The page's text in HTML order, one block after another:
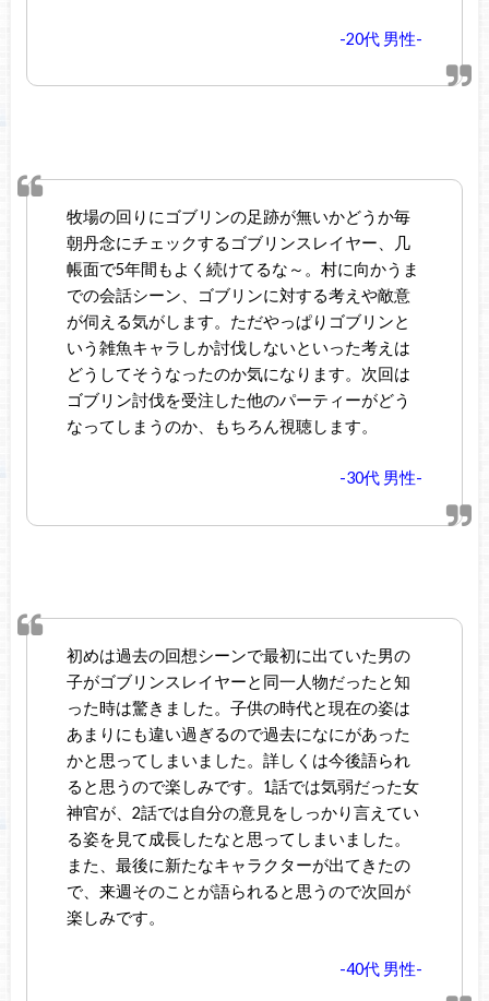
-20代 男性-
牧場の回りにゴブリンの足跡が無いかどうか毎
朝丹念にチェックするゴブリンスレイヤー、几
帳面で5年間もよく続けてるな～。村に向かうま
での会話シーン、ゴブリンに対する考えや敵意
が伺える気がします。ただやっぱりゴブリンと
いう雑魚キャラしか討伐しないといった考えは
どうしてそうなったのか気になります。次回は
ゴブリン討伐を受注した他のパーティーがどう
なってしまうのか、もちろん視聴します。
-30代 男性-
初めは過去の回想シーンで最初に出ていた男の
子がゴブリンスレイヤーと同一人物だったと知
った時は驚きました。子供の時代と現在の姿は
あまりにも違い過ぎるので過去になにがあった
かと思ってしまいました。詳しくは今後語られ
ると思うので楽しみです。1話では気弱だった女
神官が、2話では自分の意見をしっかり言えてい
る姿を見て成長したなと思ってしまいました。
また、最後に新たなキャラクターが出てきたの
で、来週そのことが語られると思うので次回が
楽しみです。
-40代 男性-